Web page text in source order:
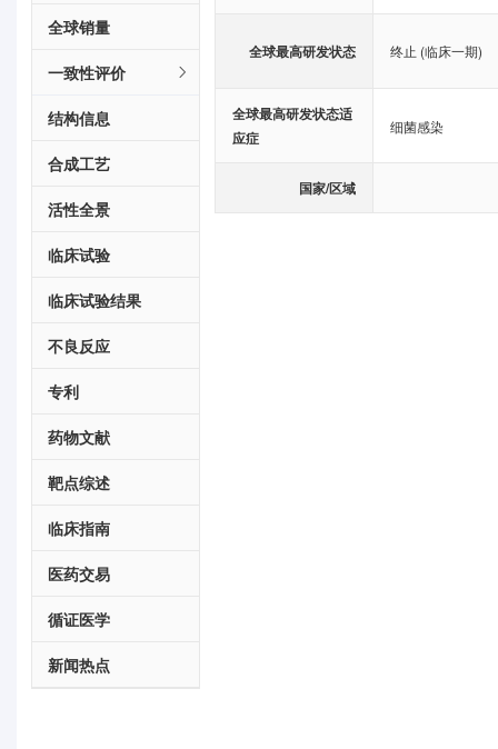
全球销量
一致性评价
结构信息
合成工艺
活性全景
临床试验
临床试验结果
不良反应
专利
药物文献
靶点综述
临床指南
医药交易
循证医学
新闻热点
全球最高研发状态 终止 (临床一期)
全球最高研发状态适
应症
细菌感染
国家/区域